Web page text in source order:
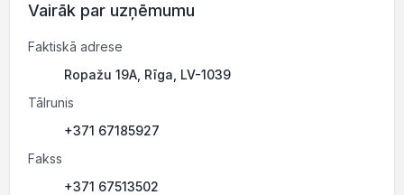
Vairāk par uzņēmumu
Faktiskā adrese
Ropažu 19A, Rīga, LV-1039
Tālrunis
+371 67185927
Fakss
+371 67513502